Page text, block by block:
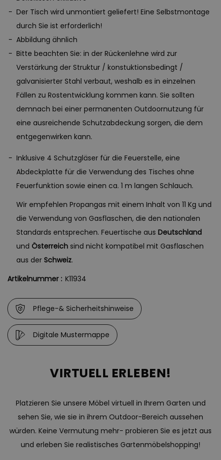
Der Tisch wird unmontiert geliefert! Eine Selbstmontage
durch Sie ist erforderlich!
Abbildung ähnlich
Bitte beachten Sie: in der Rückenlehne wird zur
Verstärkung der Struktur / konstuktionsbedingt /
galvanisierter Stahl verbaut, weshalb es in einzelnen
Fällen zu Rostentwicklung kommen kann. Sie sollten
demnach bei einer permanenten Outdoornutzung für
eine ausreichende Schutzabdeckung sorgen, die dem
entgegenwirken kann.
Inklusive 4 Schutzgläser für die Feuerstelle, eine
Abdeckplatte für die Verwendung des Tisches ohne
Feuerfunktion sowie einen ca. 1 m langen Schlauch.
Wir empfehlen Propangas mit einem Inhalt von 11 Kg und
die Verwendung von Gasflaschen, die den nationalen
Standards entsprechen. Feuertische aus Deutschland
und Österreich sind nicht kompatibel mit Gasflaschen
aus der Schweiz.
Artikelnummer : K11934
Pflege-& Sicherheitshinweise
Digitale Mustermappe
VIRTUELL ERLEBEN!
Platzieren Sie unsere Möbel virtuell in Ihrem Garten und
sehen Sie, wie sie in ihrem Outdoor-Bereich aussehen
würden. Keine Vermutung mehr- probieren Sie es jetzt aus
und erleben Sie realistisches Gartenmöbelshopping!